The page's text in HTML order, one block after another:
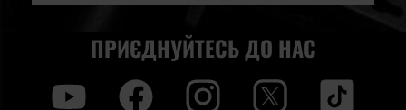
ПРИЄДНУЙТЕСЬ ДО НАС